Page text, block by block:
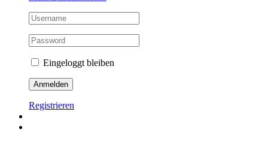
Eingeloggt bleiben
Registrieren